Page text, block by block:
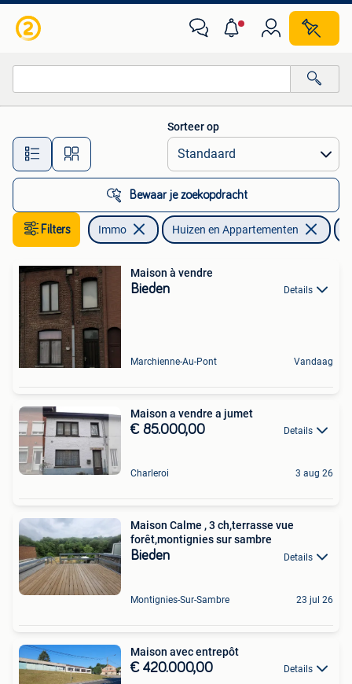
Alle afstanden…
Sorteer op
Bewaar je zoekopdracht
Filters Immo Huizen en Appartementen
Maison à vendre
Bieden Details
Marchienne-Au-Pont Vandaag
Maison a vendre a jumet
€ 85.000,00 Details
Charleroi 3 aug 26
Maison Calme , 3 ch,terrasse vue
forêt,montignies sur sambre
Bieden Details
Montignies-Sur-Sambre 23 jul 26
Maison avec entrepôt
€ 420.000,00 Details